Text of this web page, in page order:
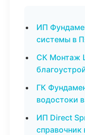
ИП
системы в
СК Монтаж
ГК
водостоки
ИП Direct
справочник